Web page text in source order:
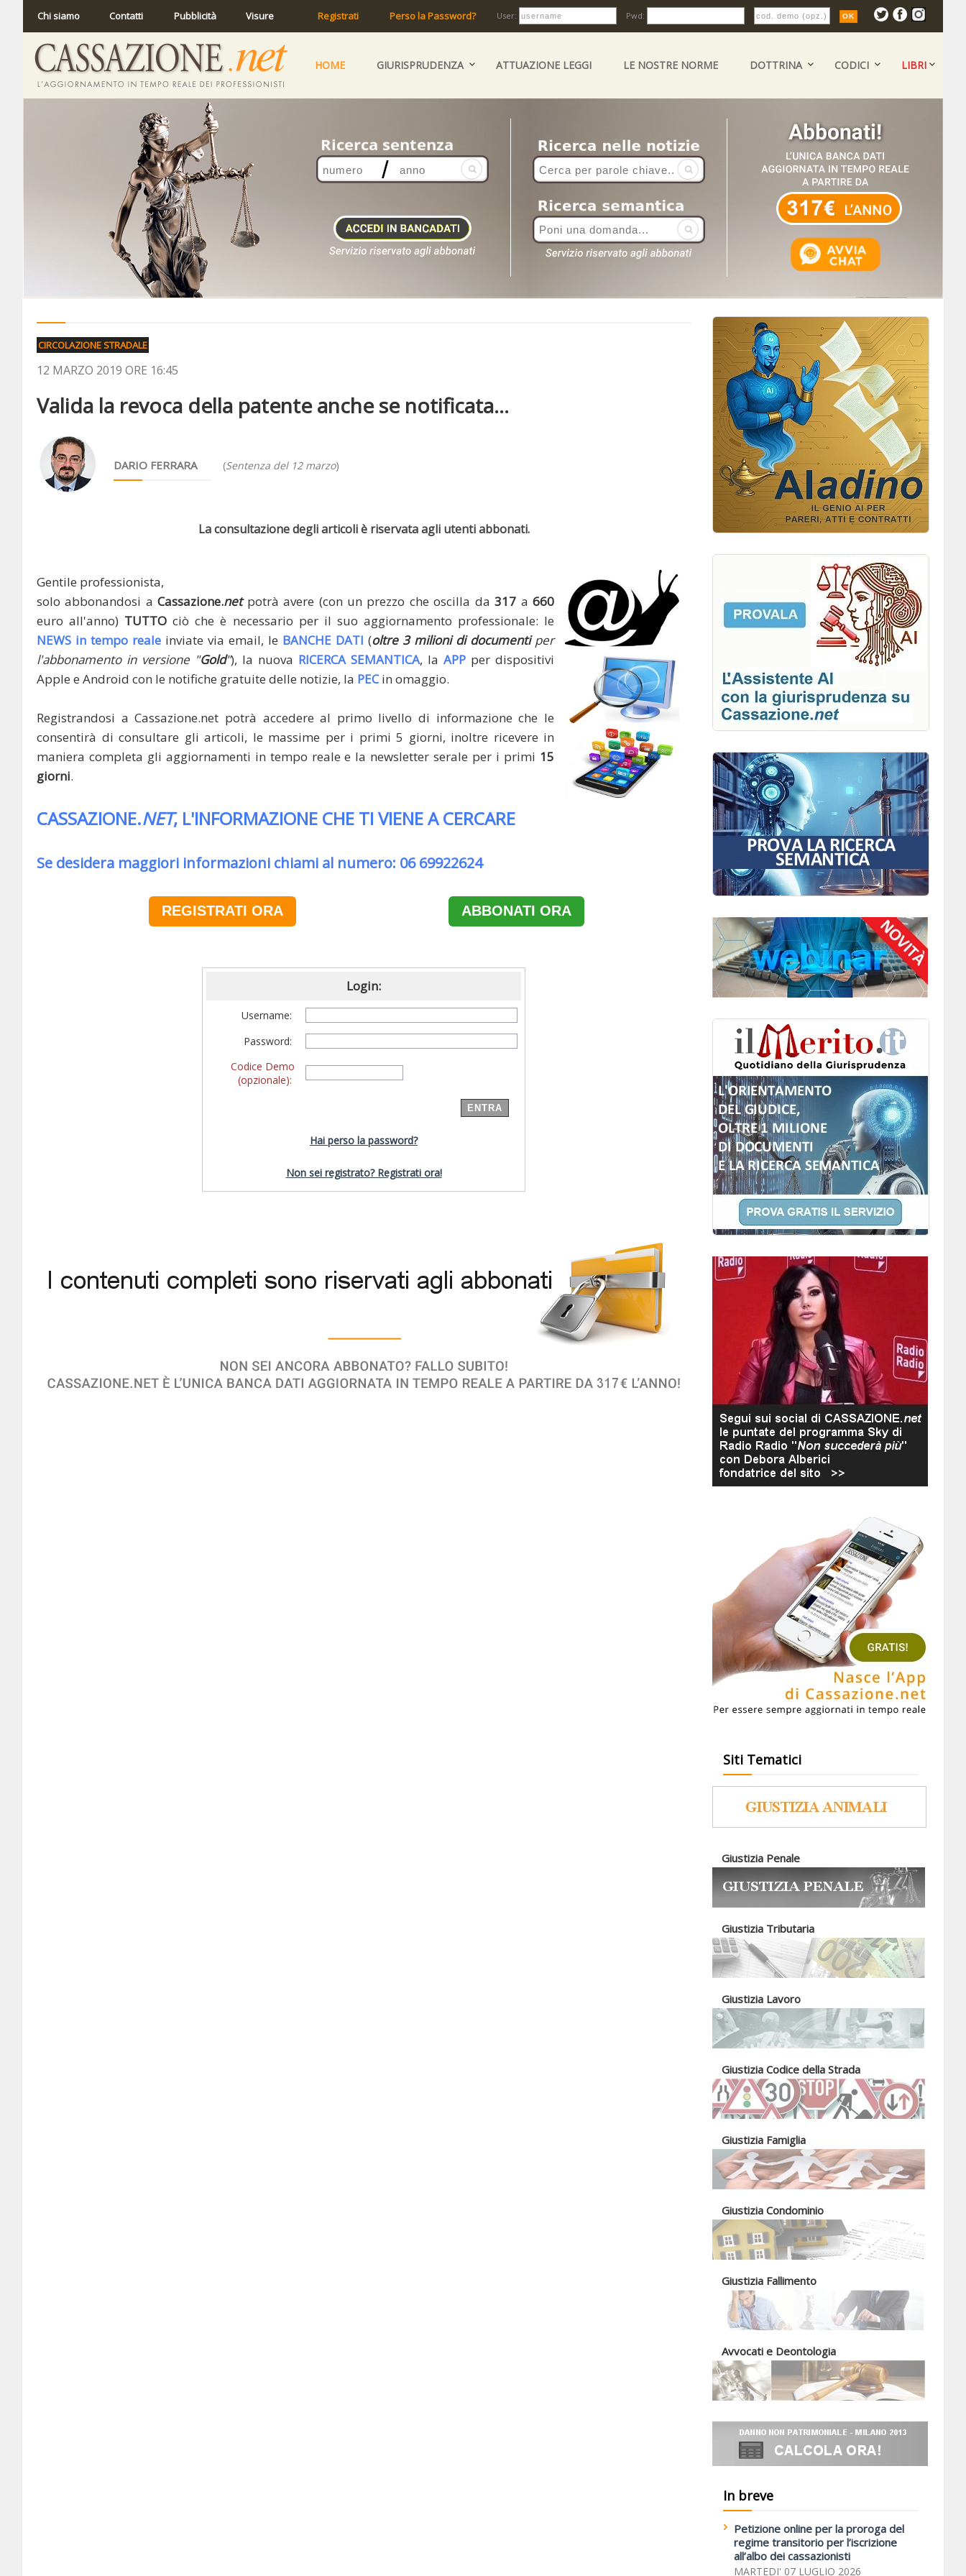
Chi siamo Contatti Pubblicità Visure Registrati Perso la Password? User: Pwd:
HOME GIURISPRUDENZA ATTUAZIONE LEGGI LE NOSTRE NORME DOTTRINA CODICI LIBRI
CIRCOLAZIONE STRADALE
12 MARZO 2019 ORE 16:45
Valida la revoca della patente anche se notificata...
DARIO FERRARA (Sentenza del 12 marzo)
La consultazione degli articoli è riservata agli utenti abbonati.
Gentile professionista,
solo abbonandosi aCassazione.netpotrà avere (con un prezzo che oscilla da317 a660
euro all'anno) TUTTO ciò che è necessario per il suo aggiornamento professionale: le
NEWS in tempo reale inviate via email, le BANCHE DATI (oltre 3 milioni di documentiper
l'abbonamento in versione "Gold"), la nuova RICERCA SEMANTICA, la APP per dispositivi
Apple e Android con le notifiche gratuite delle notizie, la PECin omaggio.
Registrandosi a Cassazione.net potrà accedere al primo livello di informazione che le
consentirà di consultare gli articoli, le massime per i primi 5 giorni, inoltre ricevere in
maniera completa gli aggiornamenti in tempo reale e la newsletter serale per i primi 15
giorni.
CASSAZIONE.NET, L'INFORMAZIONE CHE TI VIENE A CERCARE
Se desidera maggiori informazioni chiami al numero: 06 69922624
REGISTRATI ORA ABBONATI ORA
Login:
Username:
Password:
Codice Demo
(opzionale):
Hai perso la password?
Non sei registrato? Registrati ora!
Siti Tematici
Giustizia Penale
Giustizia Tributaria
Giustizia Lavoro
Giustizia Codice della Strada
Giustizia Famiglia
Giustizia Condominio
Giustizia Fallimento
Avvocati e Deontologia
In breve
Petizione online per la proroga del
regime transitorio per l’iscrizione
all’albo dei cassazionisti
MARTEDI' 07 LUGLIO 2026